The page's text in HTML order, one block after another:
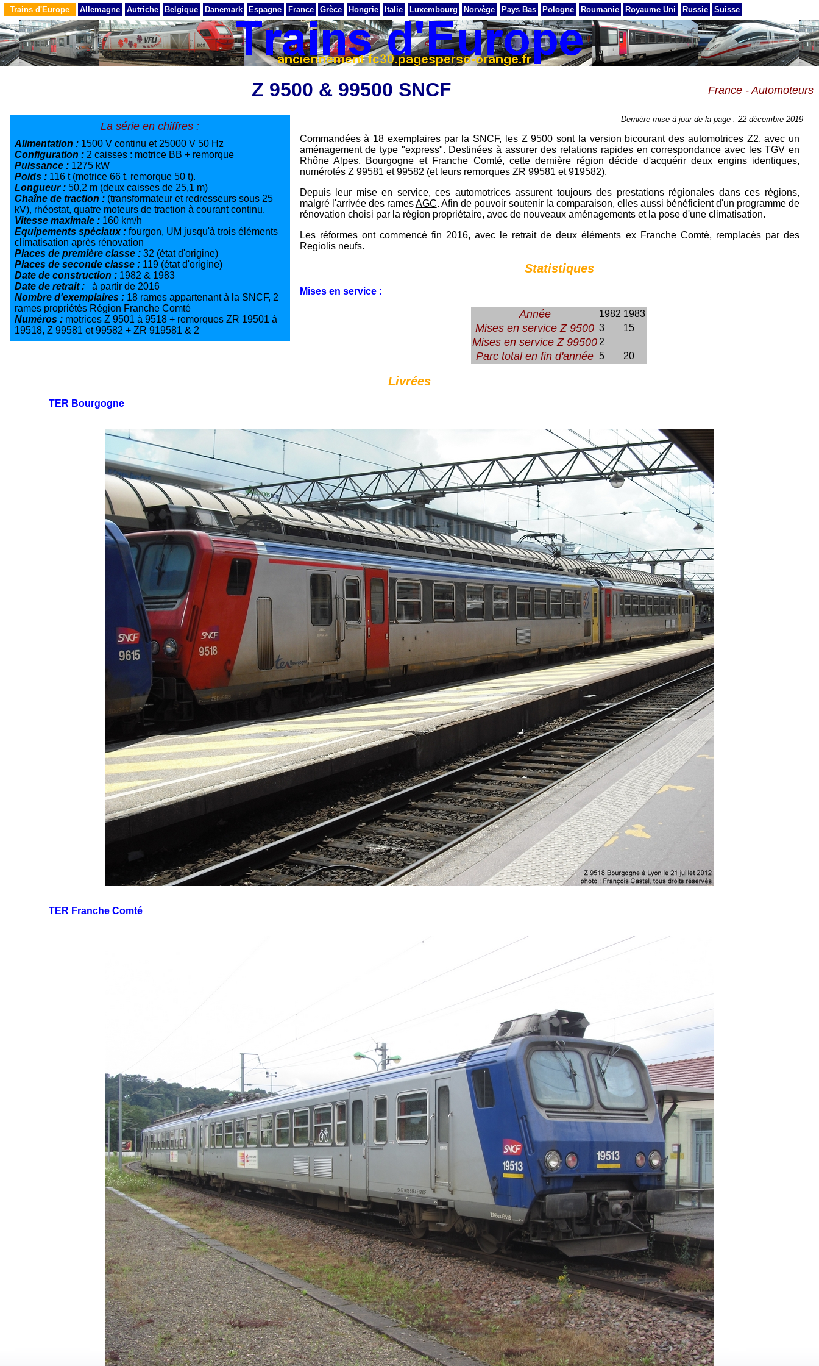
Trains d'Europe Allemagne Autriche Belgique Danemark Espagne France Grèce Hongrie Italie Luxembourg Norvège Pays Bas Pologne Roumanie Royaume Uni Russie Suisse
Z 9500 & 99500 SNCF France -Automoteurs
La série en chiffres :
Alimentation : 1500 V continu et 25000 V 50 Hz
Configuration : 2 caisses : motrice BB + remorque
Puissance : 1275 kW
Poids : 116 t (motrice 66 t, remorque 50 t).
Longueur : 50,2 m (deux caisses de 25,1 m)
Chaîne de traction : (transformateur et redresseurs sous 25
kV), rhéostat, quatre moteurs de traction à courant continu.
Vitesse maximale : 160 km/h
Equipements spéciaux : fourgon, UM jusqu'à trois éléments
climatisation après rénovation
Places de première classe : 32 (état d'origine)
Places de seconde classe : 119 (état d'origine)
Date de construction : 1982 & 1983
Date de retrait :
à partir de 2016
Nombre d'exemplaires : 18 rames appartenant à la SNCF, 2
rames propriétés Région Franche Comté
Numéros : motrices Z 9501 à 9518 + remorques ZR 19501 à
19518, Z 99581 et 99582 + ZR 919581 & 2
Dernière mise à jour de la page : 22 décembre 2019
Commandées à 18 exemplaires par la SNCF, les Z 9500 sont la version bicourant des automotrices Z2, avec un
aménagement de type "express". Destinées à assurer des relations rapides en correspondance avec les TGV en
Rhône Alpes, Bourgogne et Franche Comté, cette dernière région décide d'acquérir deux engins identiques,
numérotés Z 99581 et 99582 (et leurs remorques ZR 99581 et 919582).
Depuis leur mise en service, ces automotrices assurent toujours des prestations régionales dans ces régions,
malgré l'arrivée des ramesAGC. Afin de pouvoir soutenir la comparaison, elles aussi bénéficient d'un programme de
rénovation choisi par la région propriétaire, avec de nouveaux aménagements et la pose d'une climatisation.
Les réformes ont commencé fin 2016, avec le retrait de deux éléments ex Franche Comté, remplacés par des
Regiolis neufs.
Statistiques
Mises en service :
Année 1982 1983
Mises en service Z 9500 3 15
Mises en service Z 99500 2
Parc total en fin d'année 5 20
Livrées
TER Bourgogne
TER Franche Comté